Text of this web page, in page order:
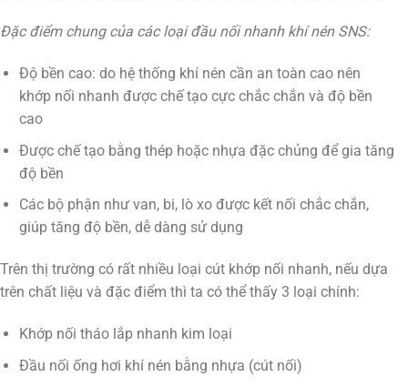
Đặc điểm chung của các loại đầu nối nhanh khí nén SNS:
Độ bền cao: do hệ thống khí nén cần an toàn cao nên
khớp nối nhanh được chế tạo cực chắc chắn và độ bền
cao
Được chế tạo bằng thép hoặc nhựa đặc chủng để gia tăng
độ bền
Các bộ phận như van, bi, lò xo được kết nối chắc chắn,
giúp tăng độ bền, dễ dàng sử dụng
Trên thị trường có rất nhiều loại cút khớp nối nhanh, nếu dựa
trên chất liệu và đặc điểm thì ta có thể thấy 3 loại chính:
Khớp nối tháo lắp nhanh kim loại
Đầu nối ống hơi khí nén bằng nhựa (cút nối)